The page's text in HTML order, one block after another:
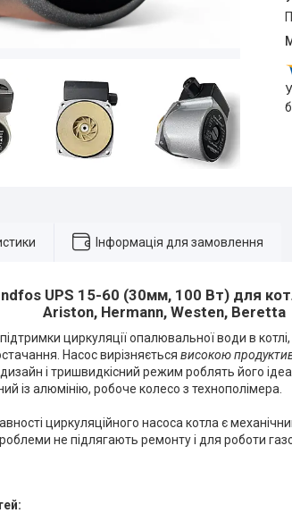
Інформація для замовлення
UPS 15-60 (30мм, 100 Вт) для
Ariston, Hermann, Westen, Beretta
циркуляції опалювальної води в
Насос вирізняється високою
дизайн і тришвидкісний режим роблять його
із алюмінію, робоче колесо з технополімера.
циркуляційного насоса котла є
не підлягають ремонту і для роботи